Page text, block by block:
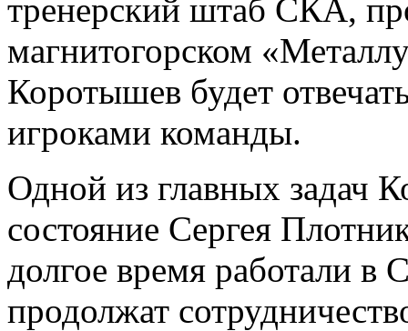
тренерский штаб СКА,
магнитогорском
Коротышев будет
игроками команды.
Одной из главных задач
состояние Сергея
долгое время работали в
продолжат